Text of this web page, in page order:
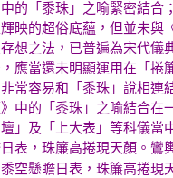
的「黍珠」之喻緊密結合
映的超俗底蘊，但並未與
想之法，已普遍為宋代儀
應當還未明顯運用在「捲
常容易和「黍珠」說相連
中的「黍珠」之喻結合在
壇」及「上大表」等科儀
表，珠簾高捲現天顏。鸞
黍空懸瞻日表，珠簾高捲